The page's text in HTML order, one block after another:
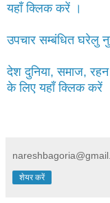
यहाँ क्लिक करें ।
उपचार सम्बंधित घरेलु
देश दुनिया, समाज,
के लिए यहाँ क्लिक करें
शेयर करें